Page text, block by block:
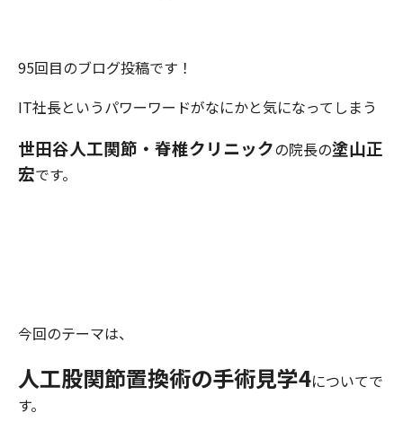
95回目のブログ投稿です！
IT社長というパワーワードがなにかと気になってしまう
世田谷人工関節・脊椎クリニックの院長の塗山正
宏です。
今回のテーマは、
人工股関節置換術の手術見学4についてで
す。